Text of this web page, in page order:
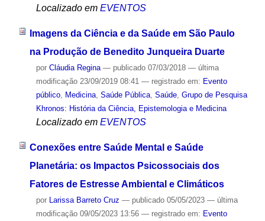
Localizado em EVENTOS
Imagens da Ciência e da Saúde em São Paulo
na Produção de Benedito Junqueira Duarte
por Cláudia Regina — publicado07/03/2018 — última
modificação23/09/2019 08:41 — registrado em: Evento
público, Medicina, Saúde Pública, Saúde, Grupo de Pesquisa
Khronos: História da Ciência, Epistemologia e Medicina
Localizado em EVENTOS
Conexões entre Saúde Mental e Saúde
Planetária: os Impactos Psicossociais dos
Fatores de Estresse Ambiental e Climáticos
por Larissa Barreto Cruz — publicado05/05/2023 — última
modificação09/05/2023 13:56 — registrado em: Evento